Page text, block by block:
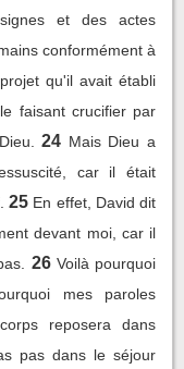
et des actes
conformément à
qu'il avait établi
faisant crucifier par
24 Mais Dieu a
car il était
25 En effet, David dit
devant moi, car il
26 Voilà pourquoi
mes paroles
reposera dans
pas dans le séjour